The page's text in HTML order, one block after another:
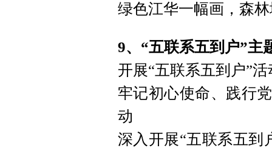
绿色江华一幅画，森
9、“五联系五到户”主
开展“五联系五到户”
牢记初心使命、践行
动
深入开展“五联系五到